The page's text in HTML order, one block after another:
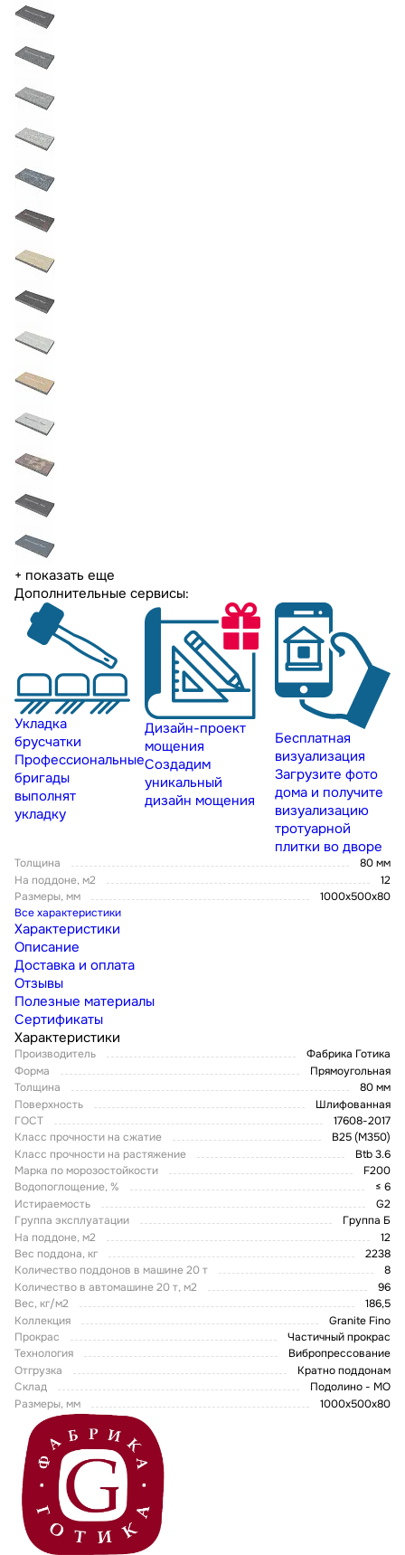
+ показать еще
Дополнительные сервисы:
Укладка
брусчатки
Профессиональные
бригады
выполнят
укладку
Дизайн-проект
мощения
Создадим
уникальный
дизайн мощения
Бесплатная
визуализация
Загрузите фото
дома и получите
визуализацию
тротуарной
плитки во дворе
Толщина
80 мм
На поддоне, м2
12
Размеры, мм
1000x500x80
Все характеристики
Характеристики
Описание
Доставка и оплата
Отзывы
Полезные материалы
Сертификаты
Характеристики
Производитель
Фабрика Готика
Форма
Прямоугольная
Толщина
80 мм
Поверхность
Шлифованная
ГОСТ
17608-2017
Класс прочности на сжатие
В25 (М350)
Класс прочности на растяжение
Btb 3.6
Марка по морозостойкости
F200
Водопоглощение, %
≤ 6
Истираемость
G2
Группа эксплуатации
Группа Б
На поддоне, м2
12
Вес поддона, кг
2238
Количество поддонов в машине 20 т
8
Количество в автомашине 20 т, м2
96
Вес, кг/м2
186,5
Коллекция
Granite Fino
Прокрас
Частичный прокрас
Технология
Вибропрессование
Отгрузка
Кратно поддонам
Склад
Подолино - МО
Размеры, мм
1000x500x80